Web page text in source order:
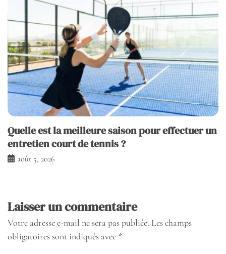
Quelle est la meilleure saison pour effectuer un
entretien court de tennis ?
août 5, 2026
Laisser un commentaire
Votre adresse e-mail ne sera pas publiée. Les champs
obligatoires sont indiqués avec *